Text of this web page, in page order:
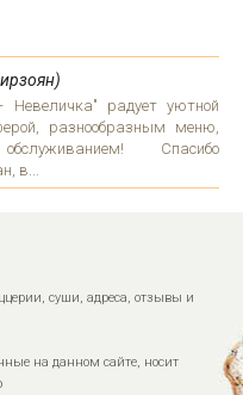
Невеличка" радует уютной
разнообразным меню,
Спасибо
в...
суши, адреса, отзывы и
на данном сайте, носит